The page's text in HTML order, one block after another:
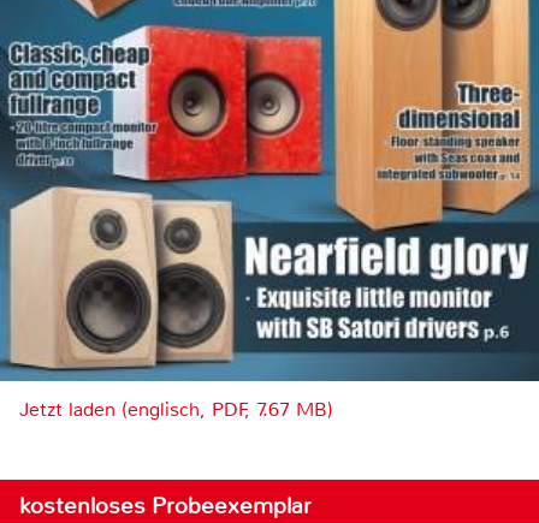
Jetzt laden (englisch, PDF, 7.67 MB)
kostenloses Probeexemplar